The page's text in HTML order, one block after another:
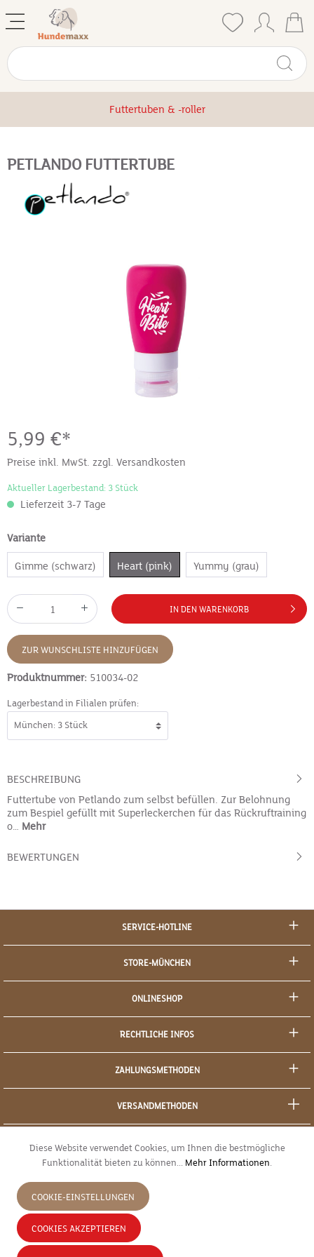
Futtertuben & -roller
PETLANDO FUTTERTUBE
5,99 €*
Preise inkl. MwSt. zzgl. Versandkosten
Aktueller Lagerbestand: 3 Stück
Lieferzeit 3-7 Tage
Variante
Gimme (schwarz) Heart (pink) Yummy (grau)
IN DEN WARENKORB
ZUR WUNSCHLISTE HINZUFÜGEN
Produktnummer: 510034-02
Lagerbestand in Filialen prüfen:
BESCHREIBUNG
Futtertube von Petlando zum selbst befüllen. Zur Belohnung
zum Bespiel gefüllt mit Superleckerchen für das Rückruftraining
o… Mehr
BEWERTUNGEN
SERVICE-HOTLINE
STORE-MÜNCHEN
ONLINESHOP
RECHTLICHE INFOS
ZAHLUNGSMETHODEN
VERSANDMETHODEN
JETZT WIDERRUFEN
Diese Website verwendet Cookies, um Ihnen die bestmögliche
Funktionalität bieten zu können... Mehr Informationen.
COOKIE-EINSTELLUNGEN
COOKIES AKZEPTIEREN